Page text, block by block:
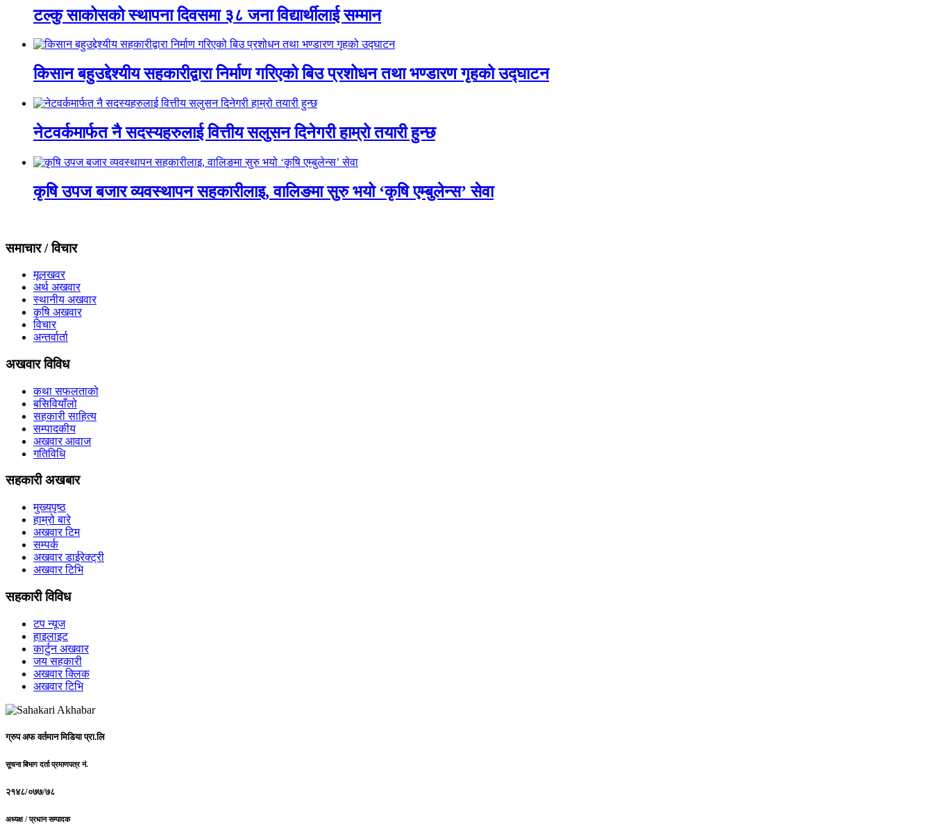
टल्कु साकोसको स्थापना दिवसमा ३८ जना विद्यार्थीलाई सम्मान
किसान बहुउद्देश्यीय सहकारीद्वारा निर्माण गरिएको बिउ प्रशोधन तथा भण्डारण गृहको उद्घाटन
नेटवर्कमार्फत नै सदस्यहरुलाई वित्तीय सलुसन दिनेगरी हाम्रो तयारी हुन्छ
कृषि उपज बजार व्यवस्थापन सहकारीलाइ, वालिङमा सुरु भयो ‘कृषि एम्बुलेन्स’ सेवा
समाचार / विचार
मूलखवर
अर्थ अखवार
स्थानीय अखवार
कृषि अखवार
विचार
अन्तर्वार्ता
अखवार विविध
कथा सफलताको
बसिवियाँलो
सहकारी साहित्य
सम्पादकीय
अखवार आवाज
गतिविधि
सहकारी अखबार
मुख्यपृष्ठ
हाम्रो बारे
अखवार टिम
सम्पर्क
अखवार डाईरेक्ट्री
अखवार टिभि
सहकारी विविध
टप न्यूज
हाइलाइट
कार्टुन अखवार
जय सहकारी
अखवार क्लिक
अखवार टिभि
ग्रुप अफ वर्तमान मिडिया प्रा.लि
सूचना बिभाग दर्ता प्रमाणपत्र नं.
२१४८/०७७/७८
अध्यक्ष / प्रधान सम्पादक